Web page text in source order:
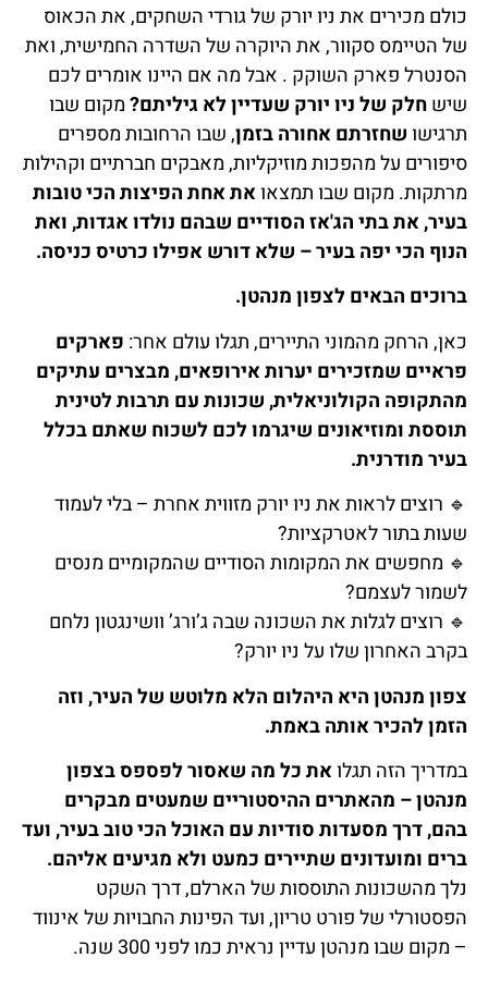
כולם מכירים את ניו יורק של גורדי השחקים, את הכאוס
של הטיימס סקוור, את היוקרה של השדרה החמישית, ואת
הסנטרל פארק השוקק . אבל מה אם היינו אומרים לכם
שישחלק של ניו יורק שעדיין לא גיליתם?מקום שבו
תרגישושחזרתם אחורה בזמן, שבו הרחובות מספרים
סיפורים על מהפכות מוזיקליות, מאבקים חברתיים וקהילות
מרתקות. מקום שבו תמצאואת אחת הפיצות הכי טובות
בעיר, את בתי הג'אז הסודיים שבהם נולדו אגדות, ואת
הנוף הכי יפה בעיר – שלא דורש אפילו כרטיס כניסה.
ברוכים הבאים לצפון מנהטן.
כאן, הרחק מהמוני התיירים, תגלו עולם אחר: פארקים
פראיים שמזכירים יערות אירופאים, מבצרים עתיקים
מהתקופה הקולוניאלית, שכונות עם תרבות לטינית
תוססת ומוזיאונים שיגרמו לכם לשכוח שאתם בכלל
בעיר מודרנית.
🔹 רוצים לראות את ניו יורק מזווית אחרת – בלי לעמוד
שעות בתור לאטרקציות?
🔹 מחפשים את המקומות הסודיים שהמקומיים מנסים
לשמור לעצמם?
🔹 רוצים לגלות את השכונה שבה ג’ורג’ וושינגטון נלחם
בקרב האחרון שלו על ניו יורק?
צפון מנהטן היא היהלום הלא מלוטש של העיר, וזה
הזמן להכיר אותה באמת.
במדריך הזה תגלואת כל מה שאסור לפספס בצפון
מנהטן – מהאתרים ההיסטוריים שמעטים מבקרים
בהם, דרך מסעדות סודיות עם האוכל הכי טוב בעיר, ועד
ברים ומועדונים שתיירים כמעט ולא מגיעים אליהם.
נלך מהשכונות התוססות של הארלם, דרך השקט
הפסטורלי של פורט טריון, ועד הפינות החבויות של אינווד
– מקום שבו מנהטן עדיין נראית כמו לפני 300 שנה.